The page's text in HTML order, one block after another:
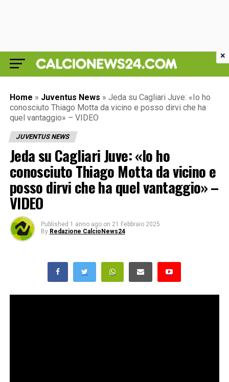
Home » Juventus News » Jeda su Cagliari Juve: «Io ho
conosciuto Thiago Motta da vicino e posso dirvi che ha
quel vantaggio» – VIDEO
JUVENTUS NEWS
Jeda su Cagliari Juve: «Io ho
conosciuto Thiago Motta da vicino e
posso dirvi che ha quel vantaggio» –
VIDEO
Published 1 anno ago on 21 Febbraio 2025
By Redazione CalcioNews24
×